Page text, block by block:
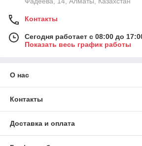
Контакты
Сегодня работает с 08:00 до
Показать весь график работы
О нас
Контакты
Доставка и оплата